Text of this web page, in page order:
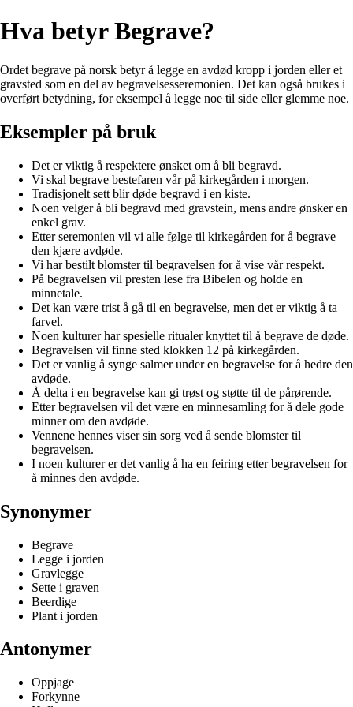
Hva betyr Begrave?
Ordet begrave på norsk betyr å legge en avdød kropp i jorden eller et
gravsted som en del av begravelsesseremonien. Det kan også brukes i
overført betydning, for eksempel å legge noe til side eller glemme noe.
Eksempler på bruk
Det er viktig å respektere ønsket om å bli begravd.
Vi skal begrave bestefaren vår på kirkegården i morgen.
Tradisjonelt sett blir døde begravd i en kiste.
Noen velger å bli begravd med gravstein, mens andre ønsker en
enkel grav.
Etter seremonien vil vi alle følge til kirkegården for å begrave
den kjære avdøde.
Vi har bestilt blomster til begravelsen for å vise vår respekt.
På begravelsen vil presten lese fra Bibelen og holde en
minnetale.
Det kan være trist å gå til en begravelse, men det er viktig å ta
farvel.
Noen kulturer har spesielle ritualer knyttet til å begrave de døde.
Begravelsen vil finne sted klokken 12 på kirkegården.
Det er vanlig å synge salmer under en begravelse for å hedre den
avdøde.
Å delta i en begravelse kan gi trøst og støtte til de pårørende.
Etter begravelsen vil det være en minnesamling for å dele gode
minner om den avdøde.
Vennene hennes viser sin sorg ved å sende blomster til
begravelsen.
I noen kulturer er det vanlig å ha en feiring etter begravelsen for
å minnes den avdøde.
Synonymer
Begrave
Legge i jorden
Gravlegge
Sette i graven
Beerdige
Plant i jorden
Antonymer
Oppjage
Forkynne